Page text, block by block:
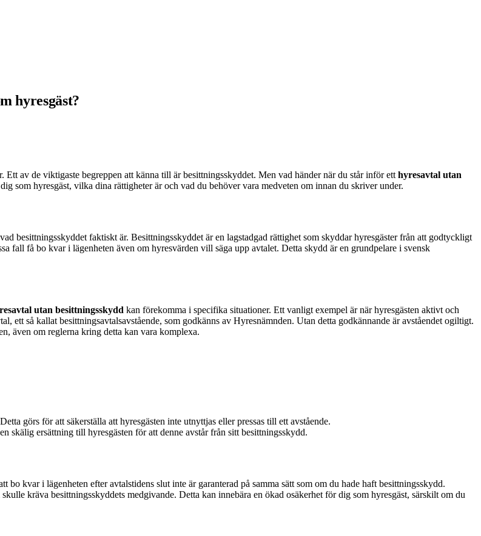
hyresgäst?
av de viktigaste begreppen att känna till är besittningsskyddet. Men vad händer när du står inför ett hyresavtal utan
som hyresgäst, vilka dina rättigheter är och vad du behöver vara medveten om innan du skriver under.
besittningsskyddet faktiskt är. Besittningsskyddet är en lagstadgad rättighet som skyddar hyresgäster från att godtyckligt
fall få bo kvar i lägenheten även om hyresvärden vill säga upp avtalet. Detta skydd är en grundpelare i svensk
utan besittningsskydd kan förekomma i specifika situationer. Ett vanligt exempel är när hyresgästen aktivt och
ett så kallat besittningsavtalsavstående, som godkänns av Hyresnämnden. Utan detta godkännande är avståendet ogiltigt.
även om reglerna kring detta kan vara komplexa.
görs för att säkerställa att hyresgästen inte utnyttjas eller pressas till ett avstående.
skälig ersättning till hyresgästen för att denne avstår från sitt besittningsskydd.
bo kvar i lägenheten efter avtalstidens slut inte är garanterad på samma sätt som om du hade haft besittningsskydd.
kräva besittningsskyddets medgivande. Detta kan innebära en ökad osäkerhet för dig som hyresgäst, särskilt om du